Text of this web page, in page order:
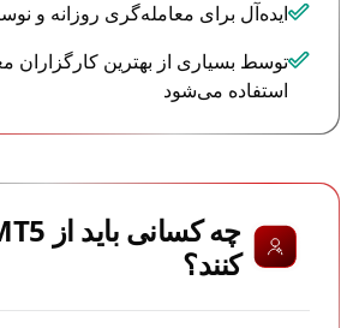
ایده‌آل برای معامله‌گری روزانه و
توسط بسیاری از بهترین کارگزاران
استفاده می‌شود
کنند؟